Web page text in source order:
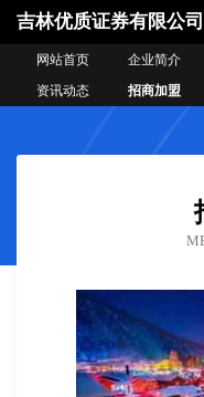
吉林优质证券有限公司
网站首页 企业简介
资讯动态
招商加盟